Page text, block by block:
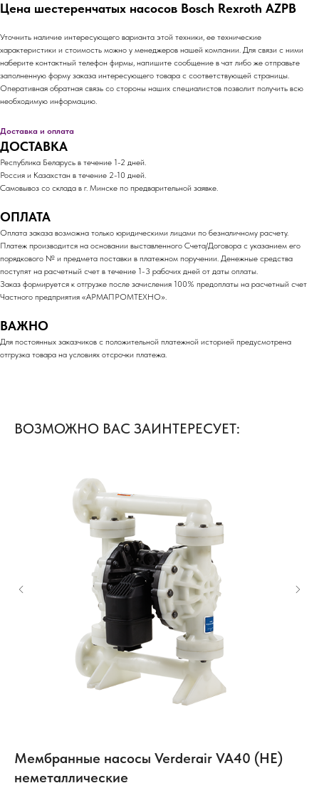
Цена шестеренчатых насосов Bosch Rexroth AZPB
Уточнить наличие интересующего варианта этой техники, ее технические
характеристики и стоимость можно у менеджеров нашей компании. Для связи с ними
наберите контактный телефон фирмы, напишите сообщение в чат либо же отправьте
заполненную форму заказа интересующего товара с соответствующей страницы.
Оперативная обратная связь со стороны наших специалистов позволит получить всю
необходимую информацию.
Доставка и оплата
ДОСТАВКА
Республика Беларусь в течение 1-2 дней.
Россия и Казахстан в течение 2-10 дней.
Самовывоз со склада в г. Минске по предварительной заявке.
ОПЛАТА
Оплата заказа возможна только юридическими лицами по безналичному расчету.
Платеж производится на основании выставленного Счета/Договора с указанием его
порядкового № и предмета поставки в платежном поручении. Денежные средства
поступят на расчетный счет в течение 1-3 рабочих дней от даты оплаты.
Заказ формируется к отгрузке после зачисления 100% предоплаты на расчетный счет
Частного предприятия «АРМАПРОМТЕХНО».
ВАЖНО
Для постоянных заказчиков с положительной платежной историей предусмотрена
отгрузка товара на условиях отсрочки платежа.
ВОЗМОЖНО ВАС ЗАИНТЕРЕСУЕТ:
Мембранные насосы Verderair VA40 (HE)
неметаллические